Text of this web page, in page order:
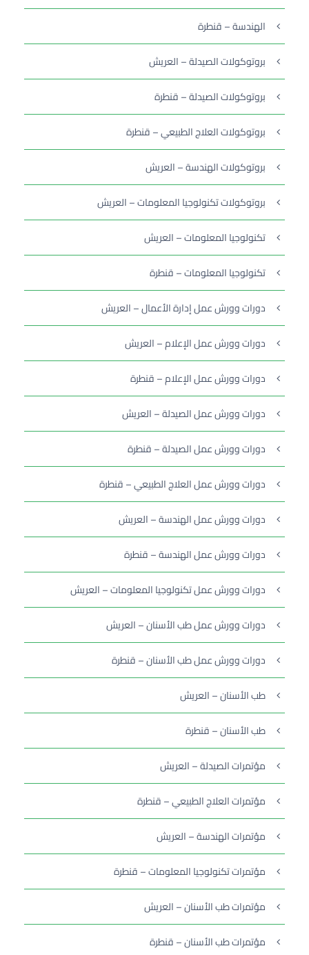
الهندسة – قنطرة
بروتوكولات الصيدلة – العريش
بروتوكولات الصيدلة – قنطرة
بروتوكولات العلاج الطبيعي – قنطرة
بروتوكولات الهندسة – العريش
بروتوكولات تكنولوجيا المعلومات – العريش
تكنولوجيا المعلومات – العريش
تكنولوجيا المعلومات – قنطرة
دورات وورش عمل إدارة الأعمال – العريش
دورات وورش عمل الإعلام – العريش
دورات وورش عمل الإعلام – قنطرة
دورات وورش عمل الصيدلة – العريش
دورات وورش عمل الصيدلة – قنطرة
دورات وورش عمل العلاج الطبيعي – قنطرة
دورات وورش عمل الهندسة – العريش
دورات وورش عمل الهندسة – قنطرة
دورات وورش عمل تكنولوجيا المعلومات – العريش
دورات وورش عمل طب الأسنان – العريش
دورات وورش عمل طب الأسنان – قنطرة
طب الأسنان – العريش
طب الأسنان – قنطرة
مؤتمرات الصيدلة – العريش
مؤتمرات العلاج الطبيعي – قنطرة
مؤتمرات الهندسة – العريش
مؤتمرات تكنولوجيا المعلومات – قنطرة
مؤتمرات طب الأسنان – العريش
مؤتمرات طب الأسنان – قنطرة